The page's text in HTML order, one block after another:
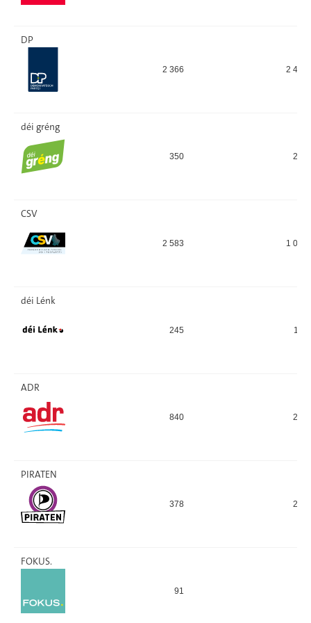
DP
2 366 2 475
déi gréng
350 297
CSV
2 583 1 026
déi Lénk
245 114
ADR
840 289
PIRATEN
378 244
FOKUS.
91